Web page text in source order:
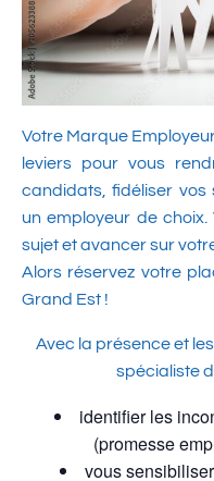
Votre Marque
leviers pour vous
candidats, fidéliser vos
un employeur de
sujet et avancer sur
Alors réservez votre
Grand Est !
Avec la présence et
spécialiste
identifier les
(promesse
vous